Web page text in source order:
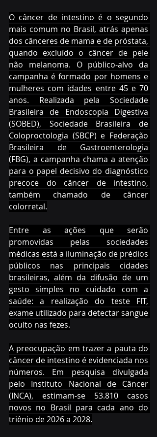
O câncer de intestino é o segundo
mais comum no Brasil, atrás apenas
dos cânceres de mama e de próstata,
quando excluído o câncer de pele
não melanoma. O público-alvo da
campanha é formado por homens e
mulheres com idades entre 45 e 70
anos. Realizada pela Sociedade
Brasileira de Endoscopia Digestiva
(SOBED), Sociedade Brasileira de
Coloproctologia (SBCP) e Federação
Brasileira de Gastroenterologia
(FBG), a campanha chama a atenção
para o papel decisivo do diagnóstico
precoce do câncer de intestino,
também chamado de câncer
colorretal.
Entre as ações que serão
promovidas pelas sociedades
médicas está a iluminação de prédios
públicos nas principais cidades
brasileiras, além da difusão de um
gesto simples no cuidado com a
saúde: a realização do teste FIT,
exame utilizado para detectar sangue
oculto nas fezes.
A preocupação em trazer a pauta do
câncer de intestino é evidenciada nos
números. Em pesquisa divulgada
pelo Instituto Nacional de Câncer
(INCA), estimam-se 53.810 casos
novos no Brasil para cada ano do
triênio de 2026 a 2028.